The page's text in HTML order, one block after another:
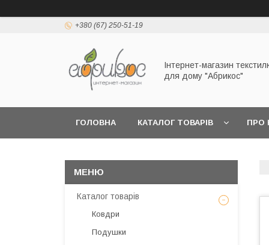
+380 (67) 250-51-19
Інтернет-магазин
для дому "Абрикос"
ГОЛОВНА КАТАЛОГ ТОВАРІВ ПРО
Каталог товарів
Ковдри
Подушки